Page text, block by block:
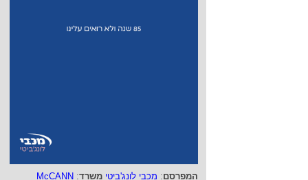
המפרסם: מכבי לונג'ביטי משרד:
McCANN